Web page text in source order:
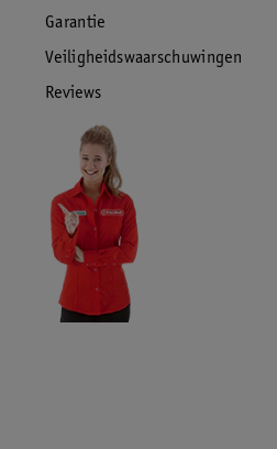
Garantie
Veiligheidswaarschuwingen
Reviews